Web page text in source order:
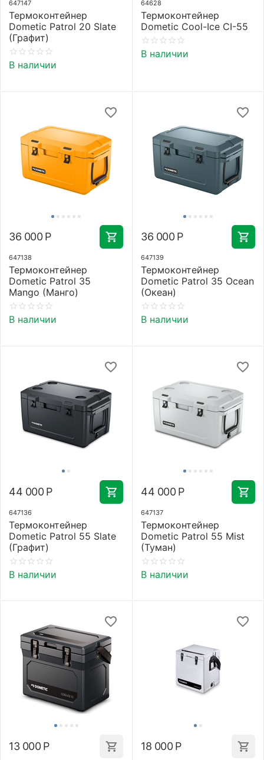
647147
Термоконтейнер
Dometic Patrol 20 Slate
(Графит)
В наличии
64628
Термоконтейнер
Dometic Cool-Ice CI-55
В наличии
36 000 Р
647138
Термоконтейнер
Dometic Patrol 35
Mango (Манго)
В наличии
36 000 Р
647139
Термоконтейнер
Dometic Patrol 35 Ocean
(Океан)
В наличии
44 000 Р
647136
Термоконтейнер
Dometic Patrol 55 Slate
(Графит)
В наличии
44 000 Р
647137
Термоконтейнер
Dometic Patrol 55 Mist
(Туман)
В наличии
13 000 Р 18 000 Р